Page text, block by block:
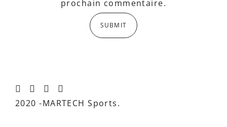
prochain commentaire.
2020 -MARTECH Sports.